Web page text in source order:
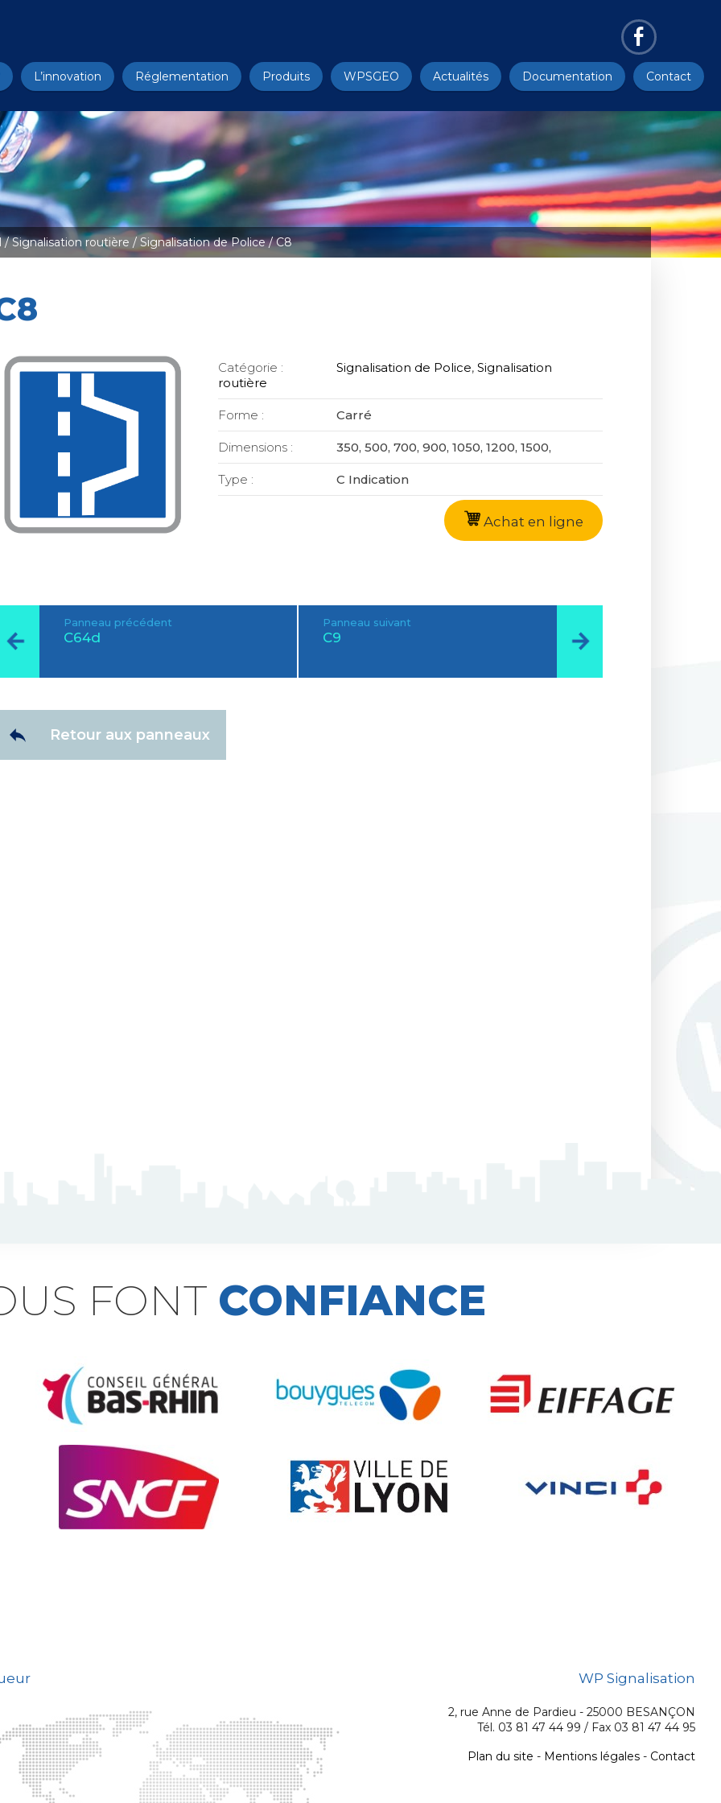
L’innovation Réglementation Produits WPSGEO Actualités Documentation Contact
/Signalisation routière / Signalisation de Police/ C8
Catégorie : Signalisation de Police,Signalisation
routière
Forme : Carré
Dimensions : 350, 500, 700, 900, 1050, 1200, 1500,
Type : C Indication
Achat en ligne
Panneau précédent
C64d
Panneau suivant
C9
Retour aux panneaux
FONT CONFIANCE
WP Signalisation
2, rue Anne de Pardieu - 25000 BESANÇON
Tél. 03 81 47 44 99 / Fax 03 81 47 44 95
Plan du site - Mentions légales - Contact